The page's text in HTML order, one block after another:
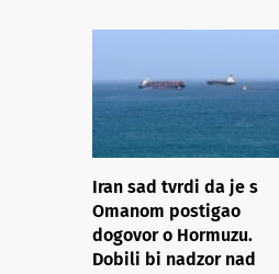
Iran sad tvrdi da je s
Omanom postigao
dogovor o Hormuzu.
Dobili bi nadzor nad